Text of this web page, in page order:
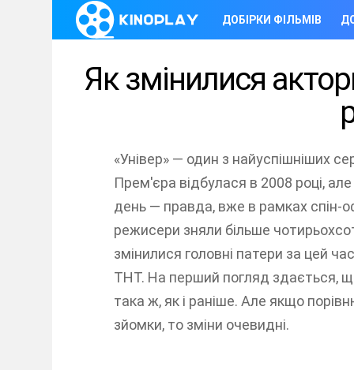
ДОБІРКИ ФІЛЬМІВ
Як змінилися
«Універ» — один з найуспішніших
Прем'єра відбулася в 2008 році, але
день — правда, вже в рамках спін-
режисери зняли більше
змінилися головні патери за цей
ТНТ. На перший погляд здається,
така ж, як і раніше. Але якщо
зйомки, то зміни очевидні.